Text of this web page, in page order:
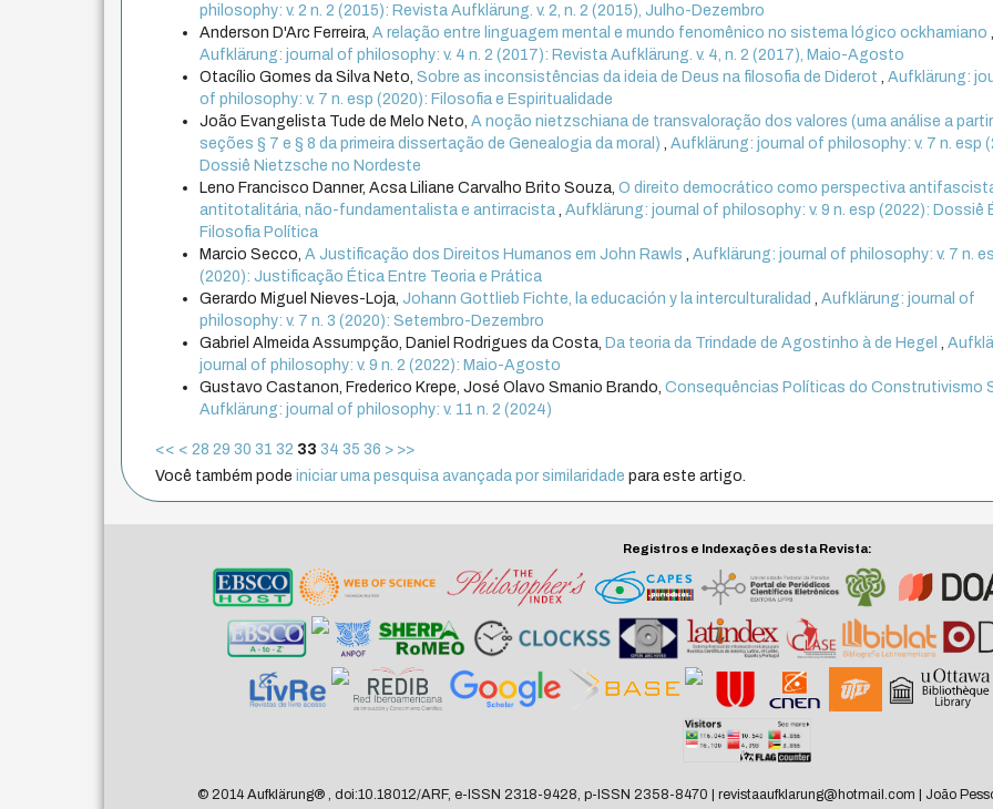
philosophy: v. 2 n. 2 (2015): Revista Aufklärung. v. 2, n. 2 (2015), Julho-Dezembro
Anderson D'Arc Ferreira,A relação entre linguagem mental e mundo fenomênico no sistema lógico ockhamiano
Aufklärung: journal of philosophy: v. 4 n. 2 (2017): Revista Aufklärung. v. 4, n. 2 (2017), Maio-Agosto
Otacílio Gomes da Silva Neto,Sobre as inconsistências da ideia de Deus na filosofia de Diderot ,Aufklärung:
of philosophy: v. 7 n. esp (2020): Filosofia e Espiritualidade
João Evangelista Tude de Melo Neto,A noção nietzschiana de transvaloração dos valores (uma análise a
seções § 7 e § 8 da primeira dissertação de Genealogia da moral)
,Aufklärung: journal of philosophy: v. 7 n. esp
Dossiê Nietzsche no Nordeste
Leno Francisco Danner, Acsa Liliane Carvalho Brito Souza,O direito democrático como perspectiva
antitotalitária, não-fundamentalista e antirracista ,Aufklärung: journal of philosophy: v. 9 n. esp (2022): Dossiê
Filosofia Política
Marcio Secco,A Justificação dos Direitos Humanos em John Rawls ,Aufklärung: journal of philosophy: v. 7 n.
(2020): Justificação Ética Entre Teoria e Prática
Gerardo Miguel Nieves-Loja,Johann Gottlieb Fichte, la educación y la interculturalidad ,Aufklärung: journal of
philosophy: v. 7 n. 3 (2020): Setembro-Dezembro
Gabriel Almeida Assumpção, Daniel Rodrigues da Costa, Da teoria da Trindade de Agostinho à de Hegel ,
journal of philosophy: v. 9 n. 2 (2022): Maio-Agosto
Gustavo Castanon, Frederico Krepe, José Olavo Smanio Brando,Consequências Políticas do Construtivismo
Aufklärung: journal of philosophy: v. 11 n. 2 (2024)
<< < 28 29 30 31 32 33 34 35 36 > >>
Você também podeiniciar uma pesquisa avançada por similaridade para este artigo.
Registros e Indexações desta Revista:
© 2014 Aufklärung®, doi:10.18012/ARF, e-ISSN 2318-9428, p-ISSN 2358-8470 | revistaaufklarung@hotmail.com | João